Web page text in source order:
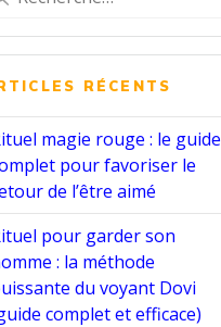
RÉCENTS
magie rouge : le guide
pour favoriser le
de l’être aimé
pour garder son
: la méthode
du voyant Dovi
complet et efficace)